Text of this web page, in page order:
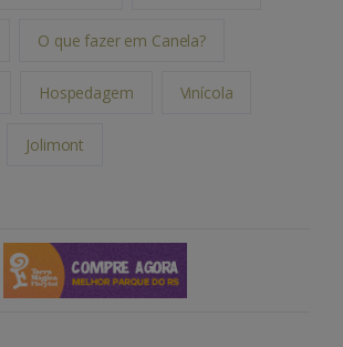
O que fazer em Canela?
Hospedagem Vinícola
Jolimont